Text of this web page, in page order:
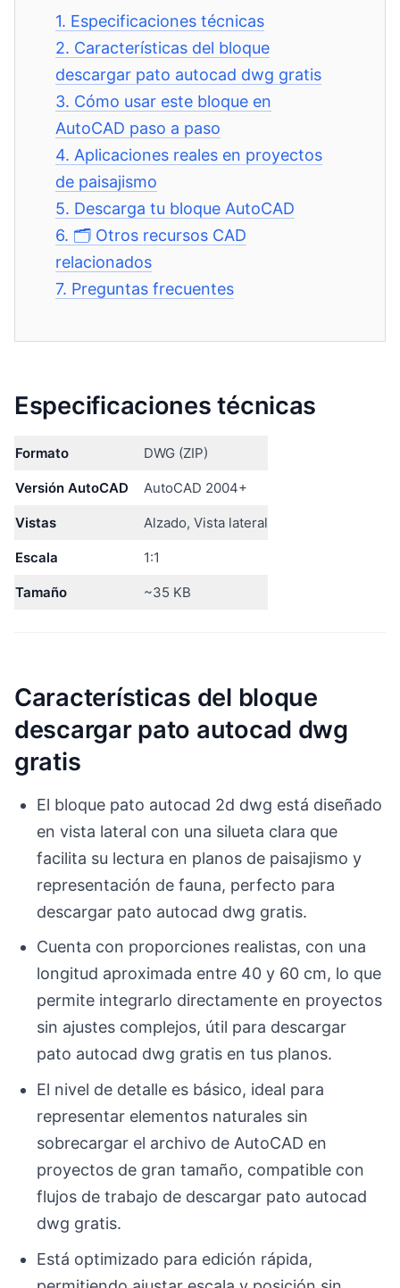
1. Especificaciones técnicas
2. Características del bloque
descargar pato autocad dwg gratis
3. Cómo usar este bloque en
AutoCAD paso a paso
4. Aplicaciones reales en proyectos
de paisajismo
5. Descarga tu bloque AutoCAD
6. 🗂️ Otros recursos CAD
relacionados
7. Preguntas frecuentes
Especificaciones técnicas
Formato DWG (ZIP)
Versión AutoCAD AutoCAD 2004+
Vistas Alzado, Vista lateral
Escala 1:1
Tamaño ~35 KB
Características del bloque
descargar pato autocad dwg
gratis
El bloque pato autocad 2d dwg está diseñado
en vista lateral con una silueta clara que
facilita su lectura en planos de paisajismo y
representación de fauna, perfecto para
descargar pato autocad dwg gratis.
Cuenta con proporciones realistas, con una
longitud aproximada entre 40 y 60 cm, lo que
permite integrarlo directamente en proyectos
sin ajustes complejos, útil para descargar
pato autocad dwg gratis en tus planos.
El nivel de detalle es básico, ideal para
representar elementos naturales sin
sobrecargar el archivo de AutoCAD en
proyectos de gran tamaño, compatible con
flujos de trabajo de descargar pato autocad
dwg gratis.
Está optimizado para edición rápida,